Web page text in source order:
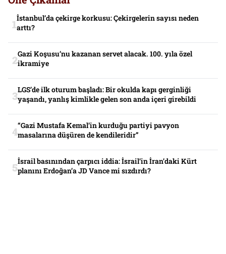
İstanbul’da çekirge korkusu: Çekirgelerin sayısı neden
arttı?
Gazi Koşusu’nu kazanan servet alacak. 100. yıla özel
ikramiye
LGS’de ilk oturum başladı: Bir okulda kapı gerginliği
yaşandı, yanlış kimlikle gelen son anda içeri girebildi
“Gazi Mustafa Kemal’in kurduğu partiyi pavyon
masalarına düşüren de kendileridir”
İsrail basınından çarpıcı iddia: İsrail’in İran’daki Kürt
planını Erdoğan’a JD Vance mi sızdırdı?